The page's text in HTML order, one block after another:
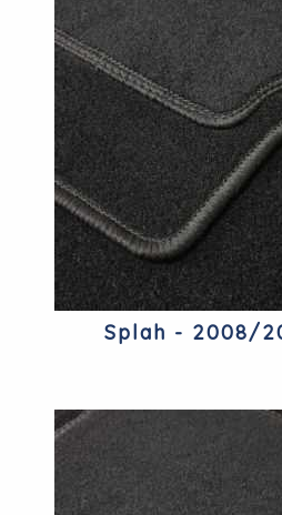
Splah - 2008/